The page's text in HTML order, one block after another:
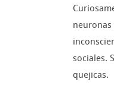
sociales.
quejicas.